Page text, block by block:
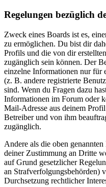
Regelungen bezüglich
Zweck eines Boards ist es,
zu ermöglichen. Du bist dir
Profils und die von dir
zugänglich sein können. Der
einzelne Informationen nur für
(z. B. andere registrierte
sind. Wenn du Fragen dazu
Informationen im Forum oder
Mail-Adresse aus deinem
Betreiber und von ihm
zugänglich.
Andere als die oben
deiner Zustimmung an Dritte
auf Grund gesetzlicher
an Strafverfolgungsbehörden)
Durchsetzung rechtlicher